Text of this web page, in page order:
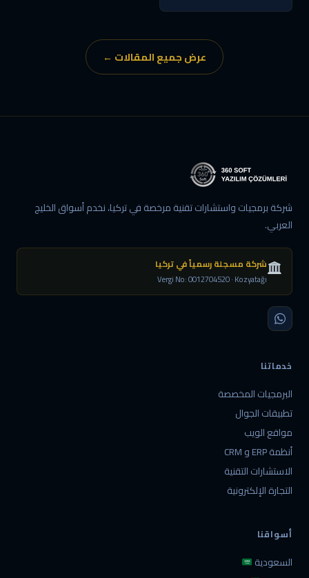
عرض جميع المقالات ←
شركة برمجيات واستشارات تقنية مرخصة في تركيا، نخدم أسواق الخليج
العربي.
شركة مسجلة رسمياً في تركيا
Vergi No: 0012704520 · Kozyatağı
خدماتنا
البرمجيات المخصصة
تطبيقات الجوال
مواقع الويب
أنظمة ERP و CRM
الاستشارات التقنية
التجارة الإلكترونية
أسواقنا
السعودية